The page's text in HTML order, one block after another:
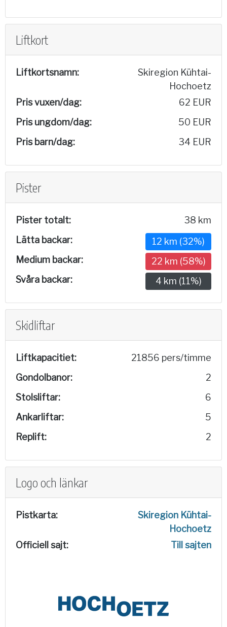
Liftkort
Liftkortsnamn:
Skiregion Kühtai-
Hochoetz
Pris vuxen/dag:
62 EUR
Pris ungdom/dag:
50 EUR
Pris barn/dag:
34 EUR
Pister
Pister totalt:
38 km
Lätta backar:
12 km (32%)
Medium backar:
22 km (58%)
Svåra backar:
4 km (11%)
Skidliftar
Liftkapacitiet:
21856 pers/timme
Gondolbanor:
2
Stolsliftar:
6
Ankarliftar:
5
Replift:
2
Logo och länkar
Pistkarta:
Skiregion Kühtai-
Hochoetz
Officiell sajt:
Till sajten